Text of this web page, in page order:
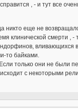
, - и тут все
никто еще не
клинической смерти , -
вливающихся
то байками.
только они не были
с некоторыми